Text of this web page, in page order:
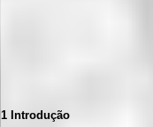
1 Introdução